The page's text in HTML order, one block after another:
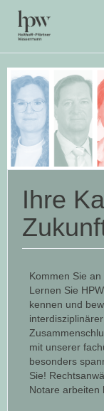
Ihre
Kommen Sie
Lernen Sie
kennen und
mit unserer
besonders
Sie!
Notare arbeiten